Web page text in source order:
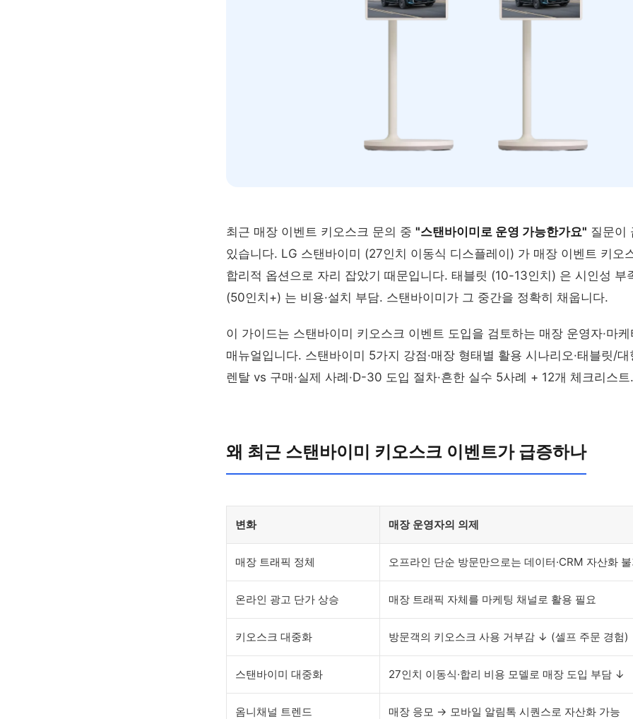
최근 매장 이벤트 키오스크 문의 중 "스탠바이미로 운영 가능한가요" 질문이
있습니다. LG 스탠바이미 (27인치 이동식 디스플레이) 가 매장 이벤트 키오
합리적 옵션으로 자리 잡았기 때문입니다. 태블릿 (10-13인치) 은 시인성 부
(50인치+) 는 비용·설치 부담. 스탠바이미가 그 중간을 정확히 채웁니다.
이 가이드는 스탠바이미 키오스크 이벤트 도입을 검토하는 매장 운영자·마
매뉴얼입니다. 스탠바이미 5가지 강점·매장 형태별 활용 시나리오·태블릿/대
렌탈 vs 구매·실제 사례·D-30 도입 절차·흔한 실수 5사례 + 12개 체크리스트.
왜 최근 스탠바이미 키오스크 이벤트가 급증하나
변화 매장 운영자의 의제
매장 트래픽 정체 오프라인 단순 방문만으로는 데이터·CRM 자산화
온라인 광고 단가 상승 매장 트래픽 자체를 마케팅 채널로 활용 필요
키오스크 대중화 방문객의 키오스크 사용 거부감 ↓ (셀프 주문 경험)
스탠바이미 대중화 27인치 이동식·합리 비용 모델로 매장 도입 부담 ↓
옴니채널 트렌드 매장 응모 → 모바일 알림톡 시퀀스로 자산화 가능